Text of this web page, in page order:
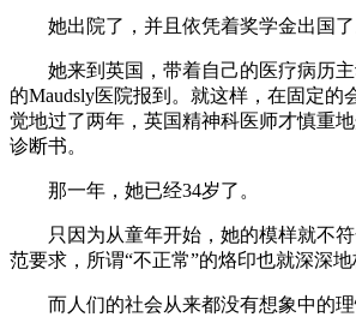
她出院了，并且依凭着奖学金出国了
她来到英国，带着自己的医疗病历主
的Maudsly医院报到。就这样，在固定的
觉地过了两年，英国精神科医师才慎重
诊断书。
那一年，她已经34岁了。
只因为从童年开始，她的模样就不符
范要求，所谓“不正常”的烙印也就深深地
而人们的社会从来都没有想象中的理